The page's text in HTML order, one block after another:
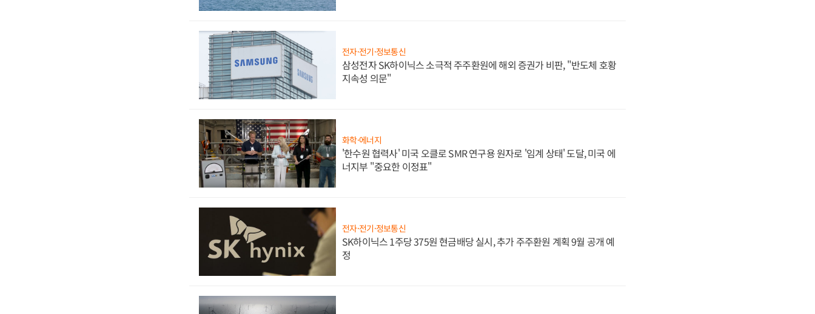
전자·전기·정보통신
삼성전자 SK하이닉스 소극적 주주환원에 해외 증권가 비판, "반도체 호황
지속성 의문"
화학·에너지
'한수원 협력사' 미국 오클로 SMR 연구용 원자로 '임계 상태' 도달, 미국 에
너지부 "중요한 이정표"
전자·전기·정보통신
SK하이닉스 1주당 375원 현금배당 실시, 추가 주주환원 계획 9월 공개 예
정